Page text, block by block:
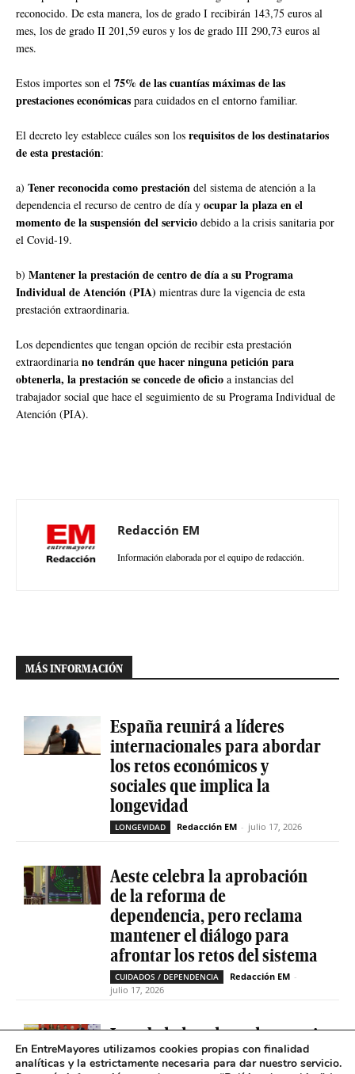
reconocido. De esta manera, los de grado I recibirán 143,75 euros al
mes, los de grado II 201,59 euros y los de grado III 290,73 euros al
mes.
Estos importes son el 75% de las cuantías máximas de las
prestaciones económicas para cuidados en el entorno familiar.
El decreto ley establece cuáles son los requisitos de los destinatarios
de esta prestación:
a) Tener reconocida como prestación del sistema de atención a la
dependencia el recurso de centro de día y ocupar la plaza en el
momento de la suspensión del servicio debido a la crisis sanitaria por
el Covid-19.
b) Mantener la prestación de centro de día a su Programa
Individual de Atención (PIA) mientras dure la vigencia de esta
prestación extraordinaria.
Los dependientes que tengan opción de recibir esta prestación
extraordinaria no tendrán que hacer ninguna petición para
obtenerla, la prestación se concede de oficio a instancias del
trabajador social que hace el seguimiento de su Programa Individual de
Atención (PIA).
Redacción EM
Información elaborada por el equipo de redacción.
MÁS INFORMACIÓN
España reunirá a líderes
internacionales para abordar
los retos económicos y
sociales que implica la
longevidad
LONGEVIDAD Redacción EM - julio 17, 2026
Aeste celebra la aprobación
de la reforma de
dependencia, pero reclama
mantener el diálogo para
afrontar los retos del sistema
CUIDADOS / DEPENDENCIA Redacción EM -
julio 17, 2026
La soledad no deseada es casi
cinco veces superior entre
En EntreMayores utilizamos cookies propias con finalidad
analíticas y la estrictamente necesaria para dar nuestro servicio.